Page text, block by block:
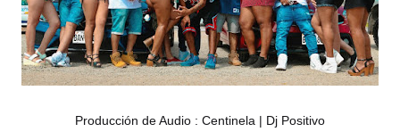
Producción de Audio : Centinela | Dj Positivo